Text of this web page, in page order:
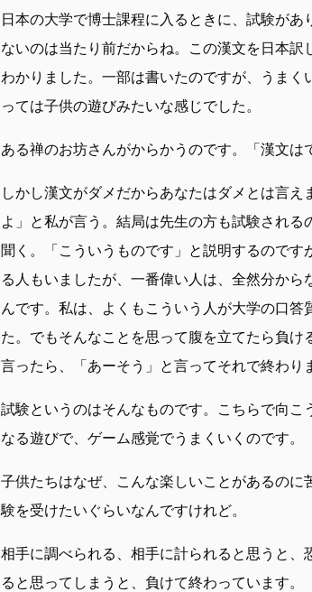
日本の大学で博士課程に入るときに、試験が
ないのは当たり前だからね。この漢文を日本
わかりました。一部は書いたのですが、うま
っては子供の遊びみたいな感じでした。
ある禅のお坊さんがからかうのです。「漢文は
しかし漢文がダメだからあなたはダメとは言
よ」と私が言う。結局は先生の方も試験され
聞く。「こういうものです」と説明するので
る人もいましたが、一番偉い人は、全然分か
んです。私は、よくもこういう人が大学の口
た。でもそんなことを思って腹を立てたら負
言ったら、「あーそう」と言ってそれで終わり
試験というのはそんなものです。こちらで向
なる遊びで、ゲーム感覚でうまくいくのです。
子供たちはなぜ、こんな楽しいことがあるの
験を受けたいぐらいなんですけれど。
相手に調べられる、相手に計られると思うと
ると思ってしまうと、負けて終わっています。